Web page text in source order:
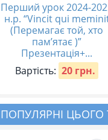
Перший урок 2024-
н.р. “Vincit qui
(Перемагає той, хто
пам’ятає )”
Презентація+...
Вартість: 20 грн.
ПОПУЛЯРНІ